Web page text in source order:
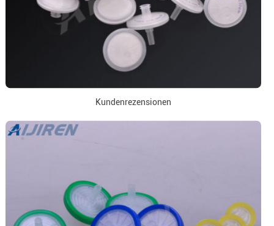
Kundenrezensionen